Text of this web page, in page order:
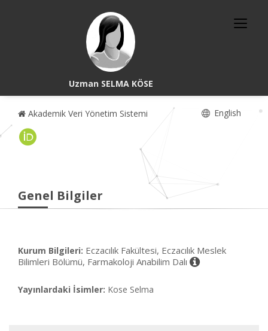
Uzman SELMA KÖSE
Akademik Veri Yönetim Sistemi English
Genel Bilgiler
Kurum Bilgileri: Eczacılık Fakültesi, Eczacılık Meslek
Bilimleri Bölümü, Farmakoloji Anabilim Dalı
Yayınlardaki İsimler: Kose Selma